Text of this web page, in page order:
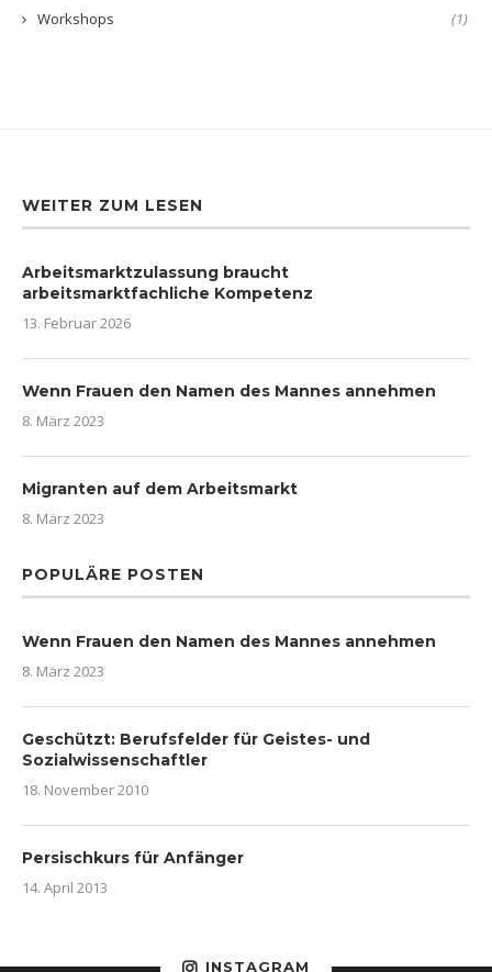
Workshops (1)
WEITER ZUM LESEN
Arbeitsmarktzulassung braucht
arbeitsmarktfachliche Kompetenz
13. Februar 2026
Wenn Frauen den Namen des Mannes annehmen
8. März 2023
Migranten auf dem Arbeitsmarkt
8. März 2023
POPULÄRE POSTEN
Wenn Frauen den Namen des Mannes annehmen
8. März 2023
Geschützt: Berufsfelder für Geistes- und
Sozialwissenschaftler
18. November 2010
Persischkurs für Anfänger
14. April 2013
INSTAGRAM